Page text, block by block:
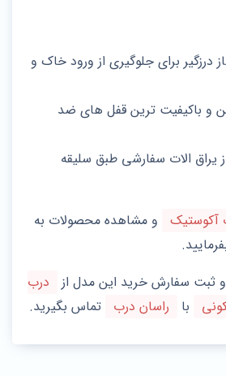
درزگیر برای جلوگیری از ورود خاک و
و باکیفیت ترین قفل های ضد
یراق الات سفارشی طبق سلیقه
آکوستیک
و مشاهده محصولات به
و ثبت سفارش خرید این مدل از
درب
با راسان درب تماس بگیرید.